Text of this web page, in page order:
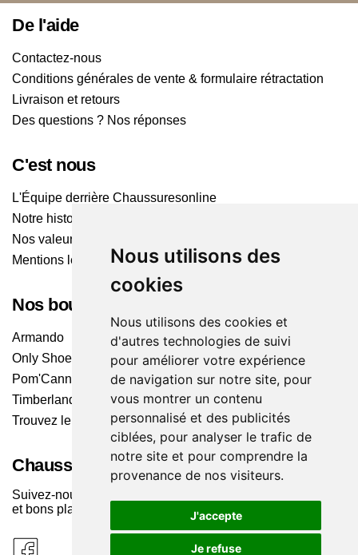
Nous utilisons des
cookies
Nous utilisons des cookies et
d'autres technologies de suivi
pour améliorer votre expérience
de navigation sur notre site, pour
vous montrer un contenu
personnalisé et des publicités
ciblées, pour analyser le trafic de
notre site et pour comprendre la
provenance de nos visiteurs.
J'accepte
Je refuse
De l'aide
Contactez-nous
Conditions générales de vente & formulaire rétractation
Livraison et retours
Des questions ? Nos réponses
C'est nous
L'Équipe derrière Chaussuresonline
Notre histoire
Nos valeurs
Mentions légales
Nos boutiques
Armando
Only Shoes
Pom'Cannelle
Timberland
Trouvez le magasin le plus proche
Chaussuresonline sur les Médias sociaux
Suivez-nous sur les réseaux pour les dernières tendances
et bons plans !